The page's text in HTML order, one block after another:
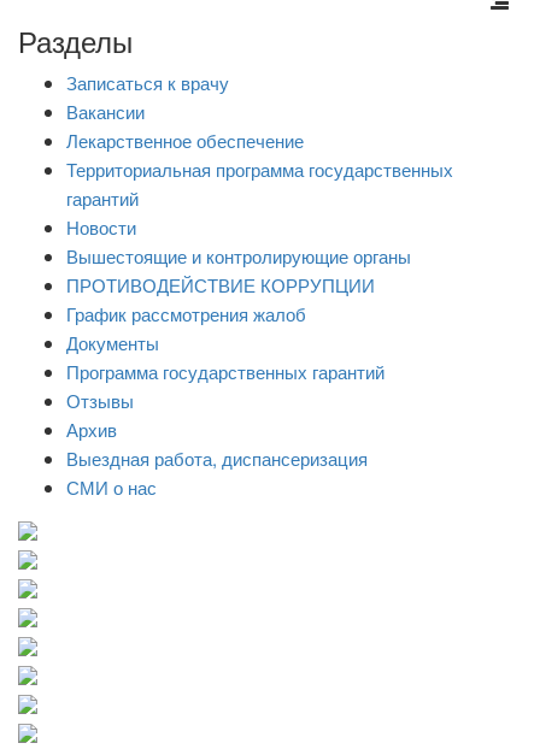
Разделы
Записаться к врачу
Вакансии
Лекарственное обеспечение
Территориальная программа государственных
гарантий
Новости
Вышестоящие и контролирующие органы
ПРОТИВОДЕЙСТВИЕ КОРРУПЦИИ
График рассмотрения жалоб
Документы
Программа государственных гарантий
Отзывы
Архив
Выездная работа, диспансеризация
СМИ о нас